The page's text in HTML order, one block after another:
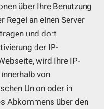
über Ihre Benutzung
Regel an einen Server
und dort
der IP-
wird Ihre IP-
von
Union oder in
Abkommens über den